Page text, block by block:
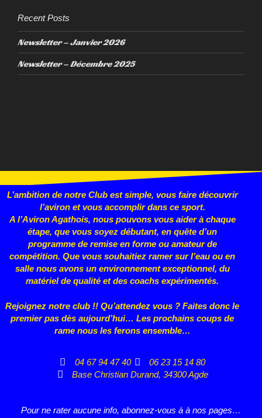
Recent Posts
Newsletter – Janvier 2026
Newsletter – Décembre 2025
L’ambition de notre Club est simple, vous faire découvrir
l’aviron et vous accomplir dans ce sport.
A l’Aviron Agathois, nous pouvons vous aider à chaque
étape, que vous soyez débutant, en quête d’un
programme de remise en forme ou amateur de
compétition. Que vous souhaitiez ramer sur l’eau ou en
salle nous avons un environnement exceptionnel, du
matériel de qualité et des coachs expérimentés.
Rejoignez notre club !! Qu’attendez vous ? Faites donc le
premier pas dès aujourd’hui… Les prochains coups de
rame nous les ferons ensemble…
04 67 94 47 40
06 23 15 14 80
Base Christian Durand, 34300 Agde
Pour ne rater aucune info, abonnez-vous à à nos pages…